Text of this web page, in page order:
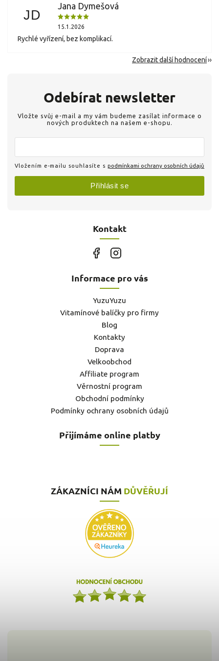
JD
Jana Dymešová
15.1.2026
Rychlé vyřízení, bez komplikací.
Zobrazit další hodnocení
Kontakt
Odebírat newsletter
Vložte svůj e-mail a my vám budeme zasílat informace o
nových produktech na našem e-shopu.
Vložením e-mailu souhlasíte s podmínkami ochrany osobních údajů
Přihlásit se
Informace pro vás
YuzuYuzu
Vitamínové balíčky pro firmy
Blog
Kontakty
Doprava
Velkoobchod
Affiliate program
Věrnostní program
Obchodní podmínky
Podmínky ochrany osobních údajů
Přijímáme online platby
ZÁKAZNÍCI NÁM DŮVĚŘUJÍ